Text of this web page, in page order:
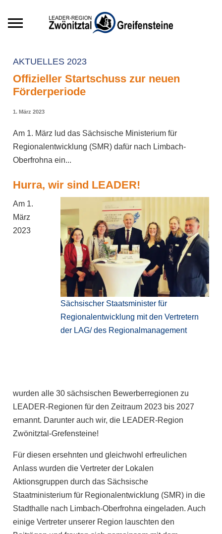
Mobile Menu Toggle
AKTUELLES 2023
Offizieller Startschuss zur neuen
Förderperiode
1. März 2023
Am 1. März lud das Sächsische Ministerium für
Regionalentwicklung (SMR) dafür nach Limbach-
Oberfrohna ein...
Hurra, wir sind LEADER!
Sächsischer Staatsminister für
Regionalentwicklung mit den Vertretern
der LAG/ des Regionalmanagement
Am 1.
März
2023
wurden alle 30 sächsischen Bewerberregionen zu
LEADER-Regionen für den Zeitraum 2023 bis 2027
ernannt. Darunter auch wir, die LEADER-Region
Zwönitztal-Grefensteine!
Für diesen ersehnten und gleichwohl erfreulichen
Anlass wurden die Vertreter der Lokalen
Aktionsgruppen durch das Sächsische
Staatministerium für Regionalentwicklung (SMR) in die
Stadthalle nach Limbach-Oberfrohna eingeladen. Auch
einige Vertreter unserer Region lauschten den